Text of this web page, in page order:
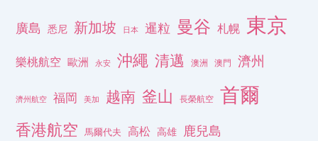
廣島 悉尼 新加坡 日本 暹粒 曼谷 札幌 東京
樂桃航空 歐洲 永安 沖繩 清邁 澳洲 澳門 濟州
濟州航空 福岡 美加 越南 釜山 長榮航空 首爾
香港航空 馬爾代夫 高松 高雄 鹿兒島